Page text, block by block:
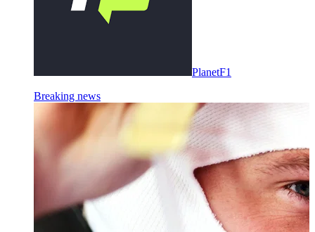
PlanetF1
Breaking news